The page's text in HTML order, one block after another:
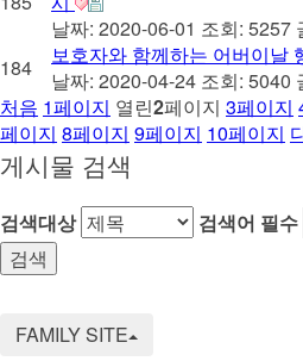
날짜: 2020-06-01 조회: 5257
184
보호자와 함께하는 어버이날
날짜: 2020-04-24 조회: 5040
처음 1페이지 열린2페이지 3페이지
페이지 8페이지 9페이지 10페이지
게시물 검색
검색대상 검색어 필수
FAMILY SITE